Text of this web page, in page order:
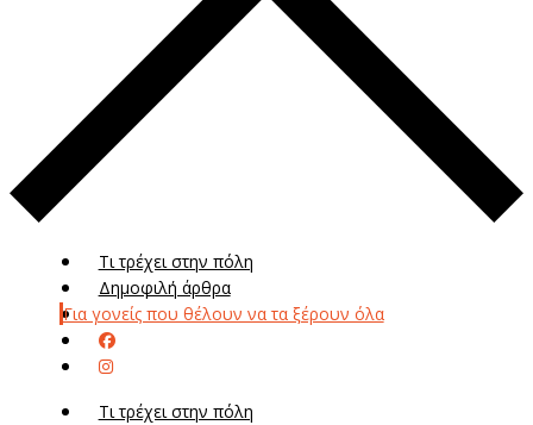
Τι τρέχει στην πόλη
Δημοφιλή άρθρα
Για γονείς που θέλουν να τα ξέρουν όλα
Τι τρέχει στην πόλη